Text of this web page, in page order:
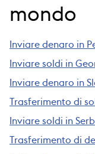
mondo
Inviare denaro in
Inviare soldi in
Inviare denaro in
Trasferimento di
Inviare soldi in
Trasferimento di